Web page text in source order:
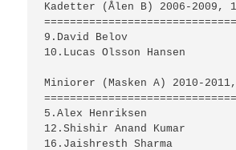
Kadetter (Ålen B) 2006-2009,
9.David Belov			Helsingborgs SS. 3½ p
10.Lucas Olsson Hansen		Landskrona SK. 3½ p
Miniorer (Masken A) 2010-
5.Alex Henriksen		Helsingborgs ASK. 4 p
12.Shishir Anand Kumar		Helsingborgs ASK. 3½ p
16.Jaishresth Sharma		Helsingborgs ASK. 3 p